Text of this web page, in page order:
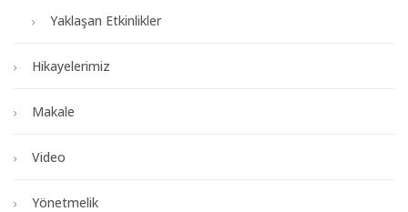
Yaklaşan Etkinlikler
Hikayelerimiz
Makale
Video
Yönetmelik